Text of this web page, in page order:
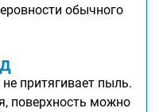
обычного
притягивает пыль.
поверхность можно